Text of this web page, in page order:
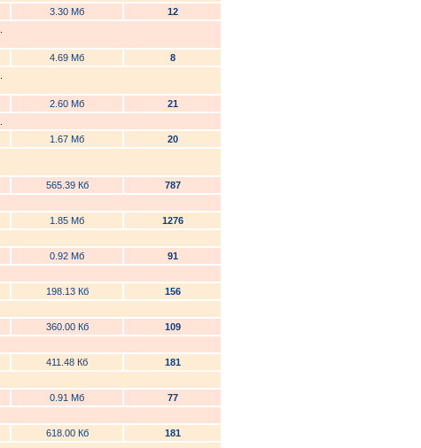
3.30 Мб
12
4.69 Мб
8
2.60 Мб
21
1.67 Мб
20
565.39 Кб
787
1.85 Мб
1276
0.92 Мб
91
198.13 Кб
156
360.00 Кб
109
411.48 Кб
181
0.91 Мб
77
618.00 Кб
181